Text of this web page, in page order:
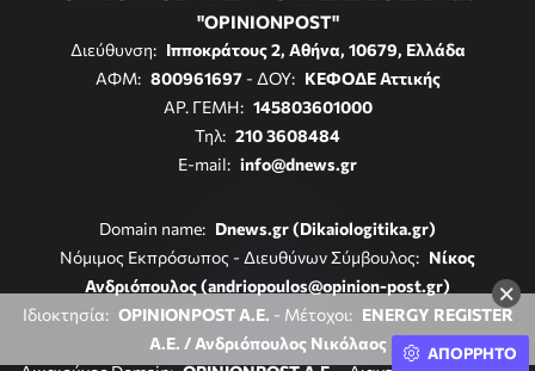
×
"OPINIONPOST"
Διεύθυνση: Ιπποκράτους 2, Αθήνα, 10679, Ελλάδα
ΑΦΜ: 800961697- ΔΟΥ: ΚΕΦΟΔΕ Αττικής
ΑΡ. ΓΕΜΗ: 145803601000
Τηλ: 210 3608484
E-mail: info@dnews.gr
Domain name: Dnews.gr (Dikaiologitika.gr)
Νόμιμος Εκπρόσωπος - Διευθύνων Σύμβουλος: Νίκος
Ανδριόπουλος (andriopoulos@opinion-post.gr)
Ιδιοκτησία: OPINIONPOST A.E. - Μέτοχοι: ENERGY REGISTER
Α.Ε. / Ανδριόπουλος Νικόλαος
ΑΠΟΡΡΗΤΟ